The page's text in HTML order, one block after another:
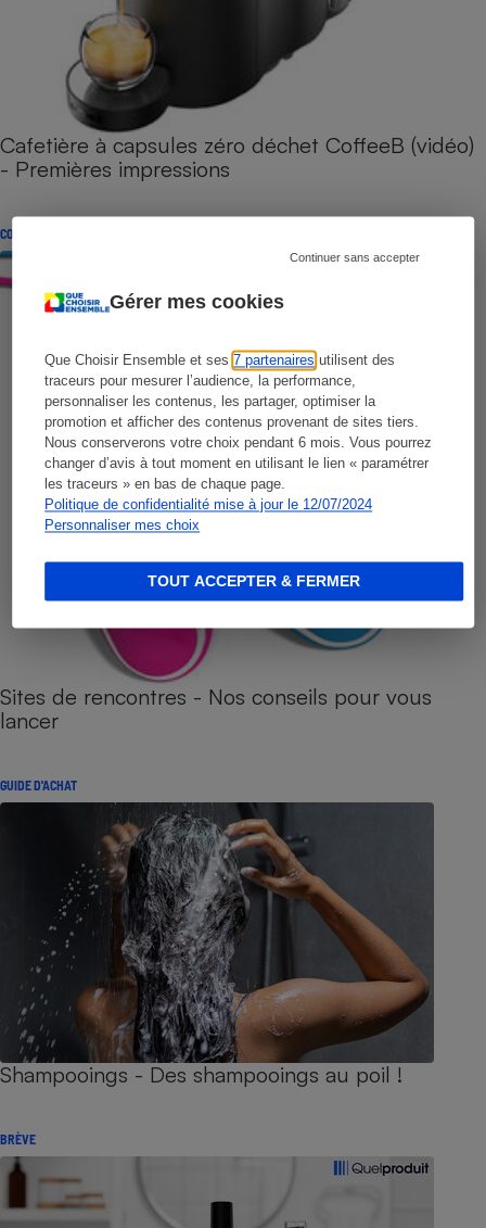
Gérer mes cookies
Que Choisir Ensemble et ses7 partenaires utilisent des
traceurs pour mesurer l’audience, la performance,
personnaliser les contenus, les partager, optimiser la
promotion et afficher des contenus provenant de sites tiers.
Nous conserverons votre choix pendant 6 mois. Vous pourrez
changer d’avis à tout moment en utilisant le lien « paramétrer
les traceurs » en bas de chaque page.
Politique de confidentialité mise à jour le 12/07/2024
Personnaliser mes choix
Continuer sans accepter
TOUT ACCEPTER & FERMER
Cafetière à capsules zéro déchet CoffeeB (vidéo)
- Premières impressions
CONSEILS
Sites de rencontres - Nos conseils pour vous
lancer
GUIDE D'ACHAT
Shampooings - Des shampooings au poil !
BRÈVE